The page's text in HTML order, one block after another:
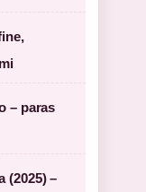
– paras
(2025) –